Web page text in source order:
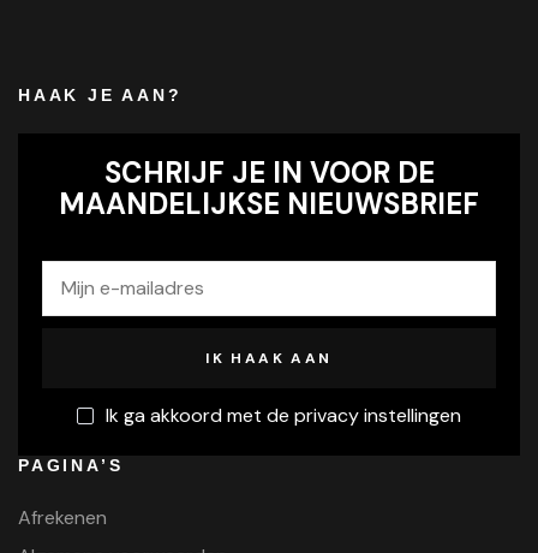
HAAK JE AAN?
SCHRIJF JE IN VOOR DE
MAANDELIJKSE NIEUWSBRIEF
Ik ga akkoord met de privacy instellingen
PAGINA’S
Afrekenen